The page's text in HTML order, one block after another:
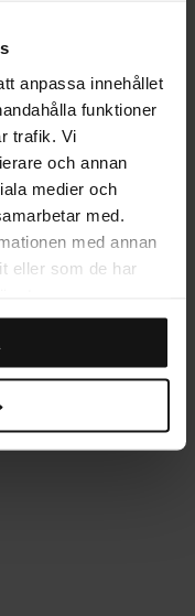
anpassa innehållet
funktioner
trafik. Vi
och annan
medier och
med.
med annan
eller som de har